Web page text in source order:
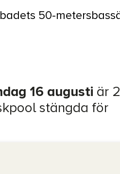
50-
16 augusti är
stängda för